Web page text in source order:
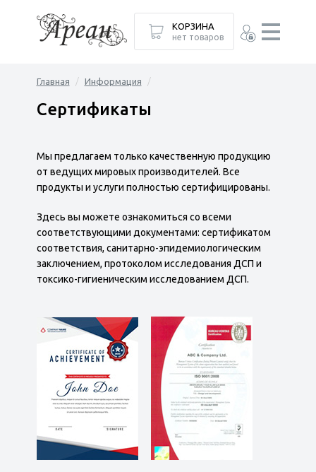
Главная Информация
Сертификаты
Мы предлагаем только качественную продукцию
от ведущих мировых производителей. Все
продукты и услуги полностью сертифицированы.
Здесь вы можете ознакомиться со всеми
соответствующими документами: сертификатом
соответствия, санитарно-эпидемиологическим
заключением, протоколом исследования ДСП и
токсико-гигиеническим исследованием ДСП.
КОРЗИНА
нет товаров